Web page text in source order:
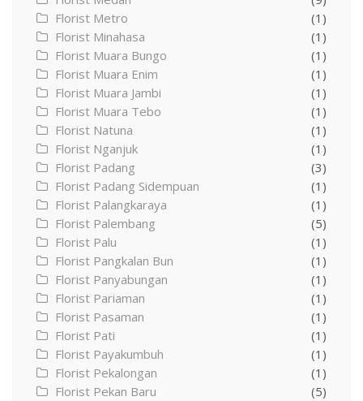
Florist Metro
(1)
Florist Minahasa
(1)
Florist Muara Bungo
(1)
Florist Muara Enim
(1)
Florist Muara Jambi
(1)
Florist Muara Tebo
(1)
Florist Natuna
(1)
Florist Nganjuk
(1)
Florist Padang
(3)
Florist Padang Sidempuan
(1)
Florist Palangkaraya
(1)
Florist Palembang
(5)
Florist Palu
(1)
Florist Pangkalan Bun
(1)
Florist Panyabungan
(1)
Florist Pariaman
(1)
Florist Pasaman
(1)
Florist Pati
(1)
Florist Payakumbuh
(1)
Florist Pekalongan
(1)
Florist Pekan Baru
(5)